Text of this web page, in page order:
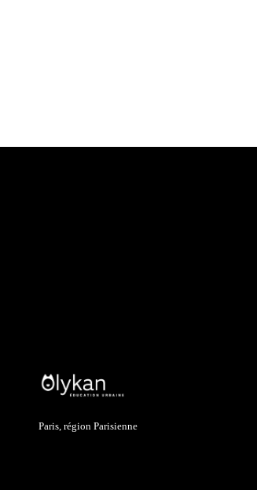
Paris, région Parisienne